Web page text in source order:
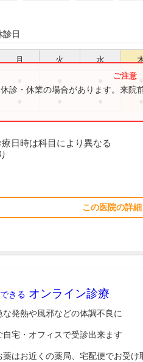
日
月 火 水
診・休業の場合があります。来院
療日時は科目により異なる
この医院の詳
きる オンライン診療
な発熱や風邪などの体調不良に
自宅・オフィスで受診出来ます
薬はお近くの薬局、宅配便でお受け